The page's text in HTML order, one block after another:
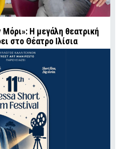
Μόρι»: Η μεγάλη θεατρική
στο Θέατρο Ιλίσια